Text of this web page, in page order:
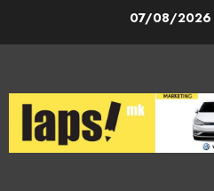
07/08/2026